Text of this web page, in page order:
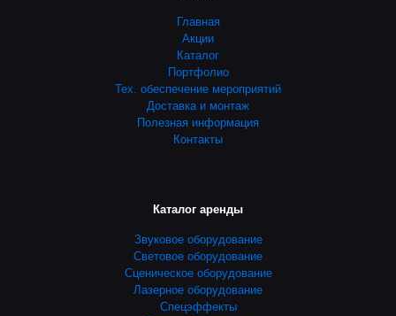
Главная
Акции
Каталог
Портфолио
Тех. обеспечение мероприятий
Доставка и монтаж
Полезная информация
Контакты
Каталог аренды
Звуковое оборудование
Световое оборудование
Сценическое оборудование
Лазерное оборудование
Спецэффекты